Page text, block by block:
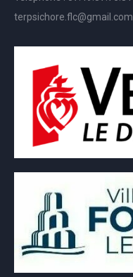
terpsichore.flc@gmail.com